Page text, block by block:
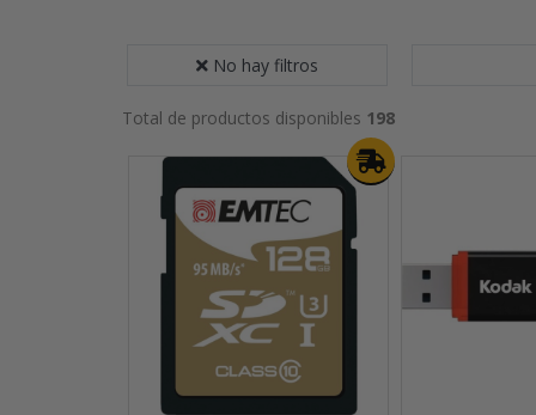
No hay filtros
Total de productos disponibles 198